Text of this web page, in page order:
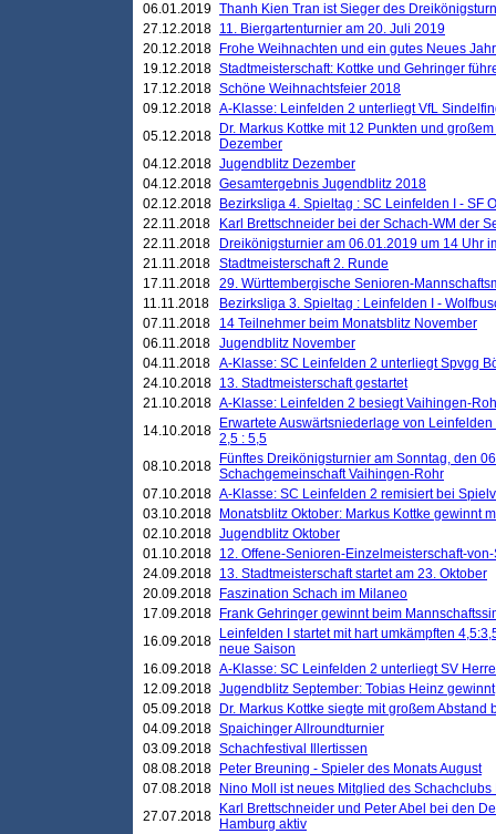
06.01.2019 Thanh Kien Tran ist Sieger des
27.12.2018 11. Biergartenturnier am 20. Juli 2019
20.12.2018
Frohe Weihnachten und ein gutes Neues
19.12.2018 Stadtmeisterschaft: Kottke und Gehringer
17.12.2018 Schöne Weihnachtsfeier 2018
09.12.2018 A-Klasse: Leinfelden 2 unterliegt VfL
05.12.2018
Dr. Markus Kottke mit 12 Punkten und
Dezember
04.12.2018 Jugendblitz Dezember
04.12.2018 Gesamtergebnis Jugendblitz 2018
02.12.2018
Bezirksliga 4. Spieltag : SC Leinfelden I - SF
22.11.2018
Karl Brettschneider bei der Schach-WM der
22.11.2018
Dreikönigsturnier am 06.01.2019 um 14 Uhr
21.11.2018 Stadtmeisterschaft 2. Runde
17.11.2018 29. Württembergische Senioren-
11.11.2018
Bezirksliga 3. Spieltag : Leinfelden I -
07.11.2018
14 Teilnehmer beim Monatsblitz November
06.11.2018 Jugendblitz November
04.11.2018 A-Klasse: SC Leinfelden 2 unterliegt Spvgg
24.10.2018 13. Stadtmeisterschaft gestartet
21.10.2018 A-Klasse: Leinfelden 2 besiegt Vaihingen-
14.10.2018
Erwartete Auswärtsniederlage von
2,5 : 5,5
08.10.2018
Fünftes Dreikönigsturnier am Sonntag, den
Schachgemeinschaft Vaihingen-Rohr
07.10.2018 A-Klasse: SC Leinfelden 2 remisiert bei
03.10.2018
Monatsblitz Oktober: Markus Kottke gewinnt
02.10.2018 Jugendblitz Oktober
01.10.2018 12. Offene-Senioren-Einzelmeisterschaft-
24.09.2018 13. Stadtmeisterschaft startet am 23. Oktober
20.09.2018
Faszination Schach im Milaneo
17.09.2018
Frank Gehringer gewinnt beim
16.09.2018
Leinfelden I startet mit hart umkämpften
neue Saison
16.09.2018 A-Klasse: SC Leinfelden 2 unterliegt SV
12.09.2018 Jugendblitz September: Tobias Heinz gewinnt
05.09.2018
Dr. Markus Kottke siegte mit großem
04.09.2018 Spaichinger Allroundturnier
03.09.2018 Schachfestival Illertissen
08.08.2018
Peter Breuning - Spieler des Monats August
07.08.2018
Nino Moll ist neues Mitglied des
27.07.2018
Karl Brettschneider und Peter Abel bei den
Hamburg aktiv